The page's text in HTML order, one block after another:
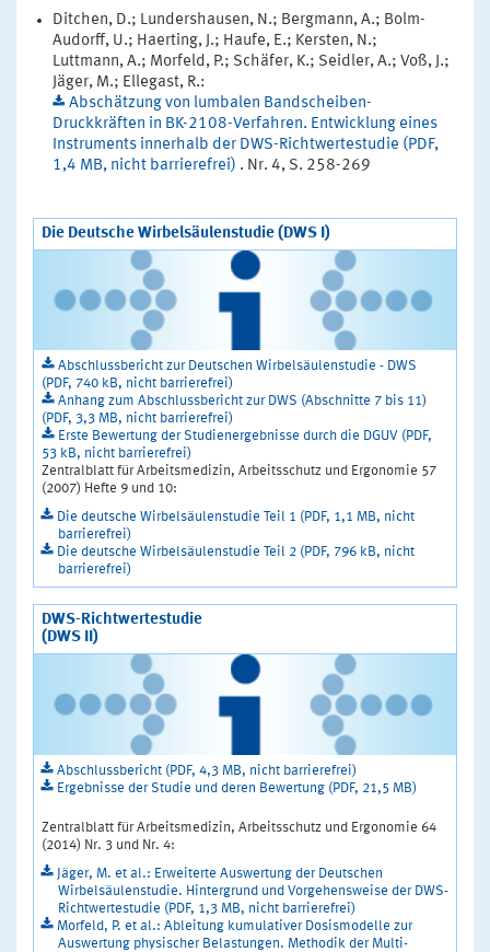
Ditchen, D.; Lundershausen, N.; Bergmann, A.; Bolm-
Audorff, U.; Haerting, J.; Haufe, E.; Kersten, N.;
Luttmann, A.; Morfeld, P.; Schäfer, K.; Seidler, A.; Voß, J.;
Jäger, M.; Ellegast, R.:
Abschätzung von lumbalen Bandscheiben-
Druckkräften in BK-2108-Verfahren. Entwicklung eines
Instruments innerhalb der DWS-Richtwertestudie (PDF,
1,4 MB, nicht barrierefrei) . Nr. 4, S. 258-269
Die Deutsche Wirbelsäulenstudie (DWS I)
Abschlussbericht zur Deutschen Wirbelsäulenstudie - DWS
(PDF, 740 kB, nicht barrierefrei)
Anhang zum Abschlussbericht zur DWS (Abschnitte 7 bis 11)
(PDF, 3,3 MB, nicht barrierefrei)
Erste Bewertung der Studienergebnisse durch die DGUV (PDF,
53 kB, nicht barrierefrei)
Zentralblatt für Arbeitsmedizin, Arbeitsschutz und Ergonomie 57
(2007) Hefte 9 und 10:
Die deutsche Wirbelsäulenstudie Teil 1 (PDF, 1,1 MB, nicht
barrierefrei)
Die deutsche Wirbelsäulenstudie Teil 2 (PDF, 796 kB, nicht
barrierefrei)
DWS-Richtwertestudie
(DWS II)
Abschlussbericht (PDF, 4,3 MB, nicht barrierefrei)
Ergebnisse der Studie und deren Bewertung (PDF, 21,5 MB)
Zentralblatt für Arbeitsmedizin, Arbeitsschutz und Ergonomie 64
(2014) Nr. 3 und Nr. 4:
Jäger, M. et al.: Erweiterte Auswertung der Deutschen
Wirbelsäulenstudie. Hintergrund und Vorgehensweise der DWS-
Richtwertestudie (PDF, 1,3 MB, nicht barrierefrei)
Morfeld, P. et al.: Ableitung kumulativer Dosismodelle zur
Auswertung physischer Belastungen. Methodik der Multi-